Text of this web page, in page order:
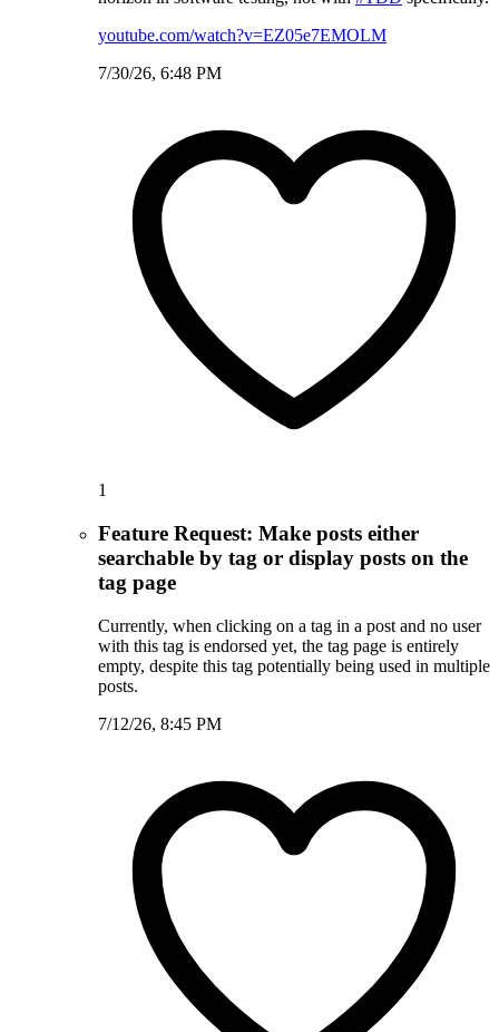
youtube.com/watch?v=EZ05e7EMOLM
7/30/26, 6:48 PM
1
Feature Request: Make posts either
searchable by tag or display posts on the
tag page
Currently, when clicking on a tag in a post and no user
with this tag is endorsed yet, the tag page is entirely
empty, despite this tag potentially being used in multiple
posts.
7/12/26, 8:45 PM